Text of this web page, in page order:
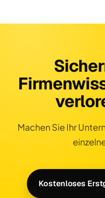
Machen Sie Ihr
Kostenloses